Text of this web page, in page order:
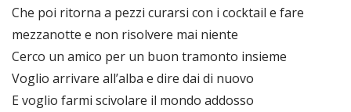
Che poi ritorna a pezzi curarsi con i cocktail e fare
mezzanotte e non risolvere mai niente
Cerco un amico per un buon tramonto insieme
Voglio arrivare all’alba e dire dai di nuovo
E voglio farmi scivolare il mondo addosso